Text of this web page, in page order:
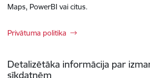
Maps, PowerBI vai citus.
Privātuma politika
Detalizētāka informācija par
sīkdatnēm